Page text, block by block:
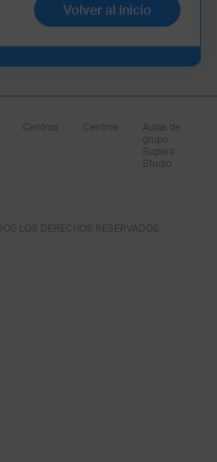
Volver al inicio
Centros Centros
Aulas de
grupo
Supera
Studio
LOS DERECHOS RESERVADOS